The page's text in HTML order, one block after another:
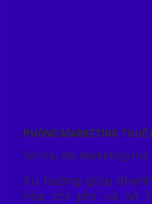
PHÒNG MARKETING THUÊ
Sở hữu đội Marketing
Xu hướng giúp
hóa chi phí và sở